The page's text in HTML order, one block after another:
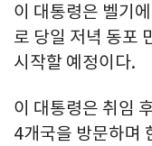
이 대통령은 벨기
로 당일 저녁 동포
시작할 예정이다.
이 대통령은 취임
4개국을 방문하며